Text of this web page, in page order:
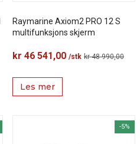
Raymarine Axiom2 PRO 12 S
multifunksjons skjerm
kr 46 541,00 /stk kr 48 990,00
Les mer
-5%